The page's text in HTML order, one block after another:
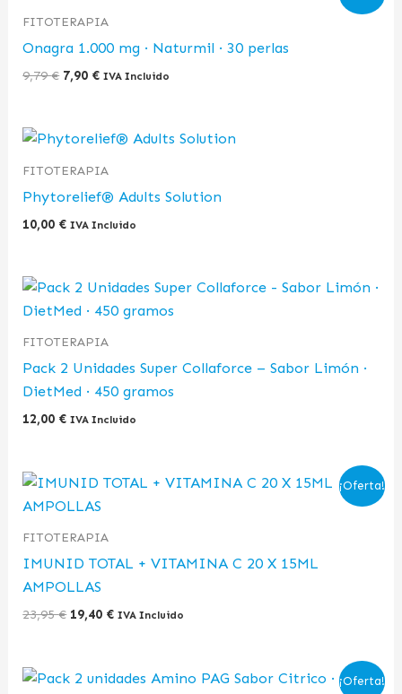
FITOTERAPIA
Onagra 1.000 mg · Naturmil · 30 perlas
9,79€
precio
original
9,79 €.
7,90 €
actual
7,90 €.
IVA Incluido
FITOTERAPIA
Phytorelief® Adults Solution
10,00 € IVA Incluido
FITOTERAPIA
Pack 2 Unidades Super Collaforce – Sabor Limón ·
DietMed · 450 gramos
12,00 € IVA Incluido
¡Oferta!
FITOTERAPIA
IMUNID TOTAL + VITAMINA C 20 X 15ML
AMPOLLAS
23,95€
El
original
era:
23,95 €.
19,40 €
El
IVA Incluido
¡Oferta!
El
El